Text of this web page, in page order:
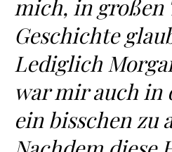
mich, in großen
Geschichte
Lediglich
war mir auch in
ein bisschen zu